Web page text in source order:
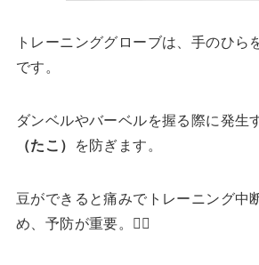
トレーニンググローブは、手のひら
です。
ダンベルやバーベルを握る際に発生
（たこ） を防ぎます。
豆ができると痛みでトレーニング中
め、予防が重要。🙅‍♀️